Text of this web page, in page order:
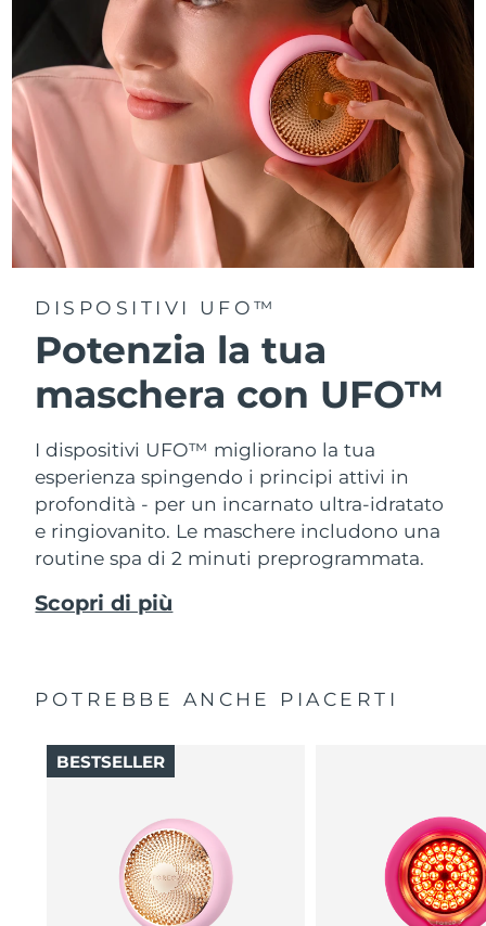
DISPOSITIVI UFO™
Potenzia la tua
maschera con UFO™
I dispositivi UFO™ migliorano la tua
esperienza spingendo i principi attivi in
profondità - per un incarnato ultra-idratato
e ringiovanito. Le maschere includono una
routine spa di 2 minuti preprogrammata.
Scopri di più
POTREBBE ANCHE PIACERTI
BESTSELLER
Consegna stimata
Emirati Arabi Uniti Consegna stimata8/12/26
Regno Unito Consegna stimata8/11/26
Stati Uniti Consegna stimata8/12/26
Uzbekistan Consegna stimata 8/16/26
Vietnam Consegna stimata8/17/26